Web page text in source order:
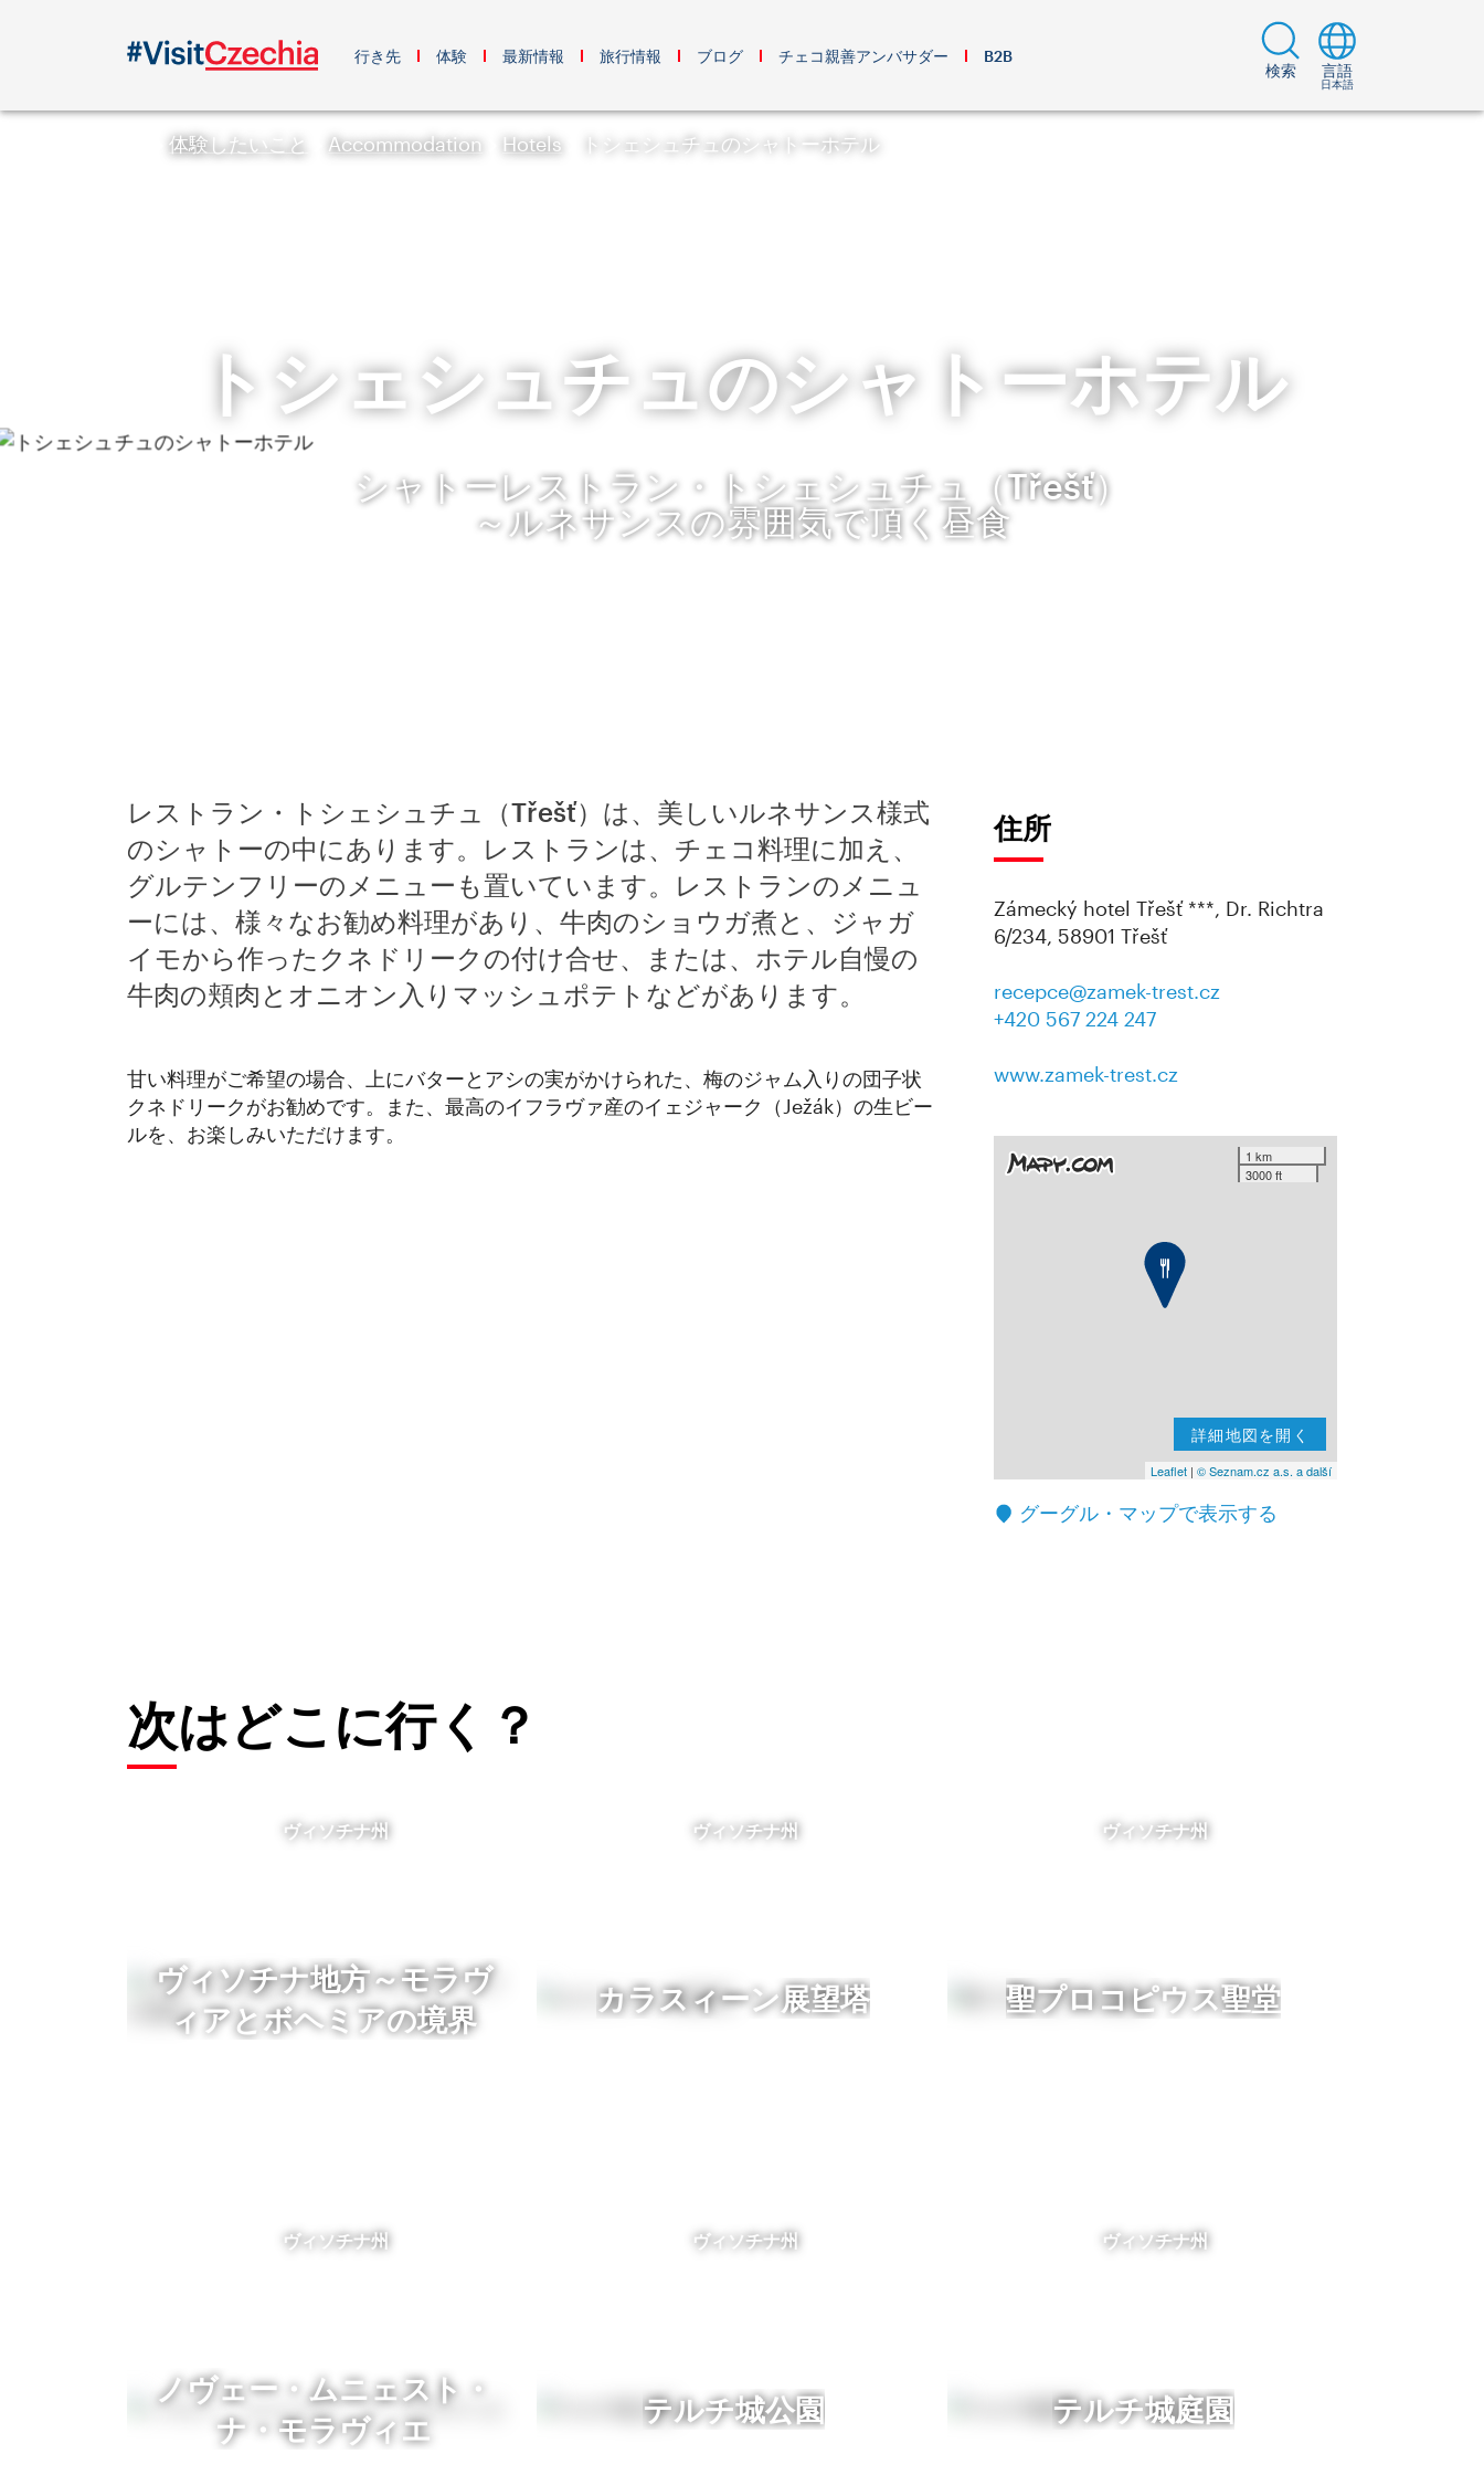
行き先 体験 最新情報 旅行情報 ブログ チェコ親善アンバサダー B2B
検索 言語
日本語
体験したいこと Accommodation Hotels トシェシュチュのシャトーホテル
トシェシュチュのシャトーホテル
シャトーレストラン・トシェシュチュ（Třešť）
～ルネサンスの雰囲気で頂く昼食
レストラン・トシェシュチュ（Třešť）は、美しいルネサンス様式
のシャトーの中にあります。レストランは、チェコ料理に加え、
グルテンフリーのメニューも置いています。レストランのメニュ
ーには、様々なお勧め料理があり、牛肉のショウガ煮と、ジャガ
イモから作ったクネドリークの付け合せ、または、ホテル自慢の
牛肉の頬肉とオニオン入りマッシュポテトなどがあります。
甘い料理がご希望の場合、上にバターとアシの実がかけられた、梅のジャム入りの団子状
クネドリークがお勧めです。また、最高のイフラヴァ産のイェジャーク（Ježák）の生ビー
ルを、お楽しみいただけます。
住所
Zámecký hotel Třešť ***, Dr. Richtra
6/234, 58901 Třešť
recepce@zamek-trest.cz
+420 567 224 247
www.zamek-trest.cz
1 km
3000 ft
詳細地図を開く
Leaflet| © Seznam.cz a.s. a další
グーグル・マップで表示する
次はどこに行く？
ヴィソチナ州
ヴィソチナ地方～モラヴ
ィアとボヘミアの境界
ヴィソチナ州
カラスィーン展望塔
ヴィソチナ州
聖プロコピウス聖堂
ヴィソチナ州
ノヴェー・ムニェスト・
ナ・モラヴィエ
ヴィソチナ州
テルチ城公園
ヴィソチナ州
テルチ城庭園